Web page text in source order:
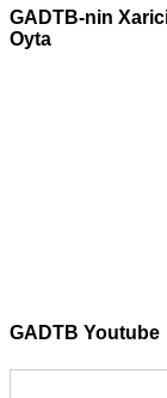
GADTB-nin
Oyta
GADTB Youtube